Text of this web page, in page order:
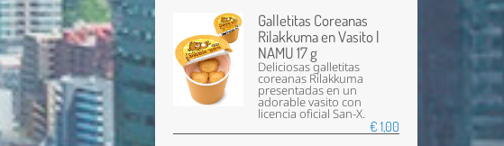
Galletitas Coreanas
Rilakkuma en Vasito |
NAMU 17 g
Deliciosas galletitas
coreanas Rilakkuma
presentadas en un
adorable vasito con
licencia oficial San-X.
€ 1,00